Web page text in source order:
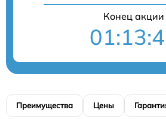
Конец акции
Преимущества Цены